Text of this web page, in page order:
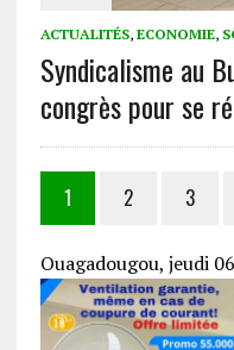
ACTUALITÉS, ECONOMIE,
Syndicalisme au
congrès pour se
1 2 3
Ouagadougou, jeudi